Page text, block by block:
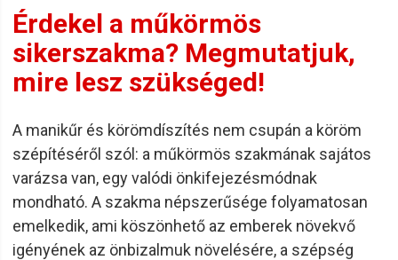
Érdekel a műkörmös
sikerszakma? Megmutatjuk,
mire lesz szükséged!
A manikűr és körömdíszítés nem csupán a köröm
szépítéséről szól: a műkörmös szakmának sajátos
varázsa van, egy valódi önkifejezésmódnak
mondható. A szakma népszerűsége folyamatosan
emelkedik, ami köszönhető az emberek növekvő
igényének az önbizalmuk növelésére, a szépség